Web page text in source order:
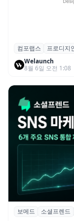
컴포랩스, 프
드 투자 유치
컴포랩스 프로디지
Welaunch
8월 6일 오전 1:08
보메드 ‘소셜
보메드 소셜프렌드